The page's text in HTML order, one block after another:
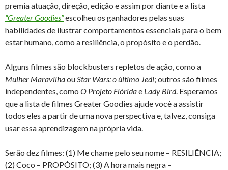
premia atuação, direção, edição e assim por diante e a lista
“Greater Goodies”escolheu os ganhadores pelas suas
habilidades de ilustrar comportamentos essenciais para o bem
estar humano, como a resiliência, o propósito e o perdão.
Alguns filmes são blockbusters repletos de ação, como a
Mulher MaravilhaouStar Wars: o último Jedi; outros são filmes
independentes, como O Projeto Flóridae Lady Bird. Esperamos
que a lista de filmes Greater Goodies ajude você a assistir
todos eles a partir de uma nova perspectiva e, talvez, consiga
usar essa aprendizagem na própria vida.
Serão dez filmes: (1) Me chame pelo seu nome – RESILIÊNCIA;
(2) Coco – PROPÓSITO; (3) A hora mais negra –